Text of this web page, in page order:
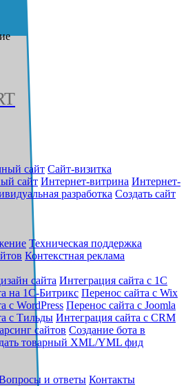
сайт Cайт-визитка
сайт Интернет-витрина Интернет-
разработка Создать сайт
Техническая поддержка
Контекстная реклама
сайта Интеграция сайта с 1С
на 1С-Битрикс Перенос сайта с Wix
с WordPress Перенос сайта с Joomla
с Тильды Интеграция сайта с CRM
сайтов Создание бота в
товарный XML/YML фид
и ответы Контакты